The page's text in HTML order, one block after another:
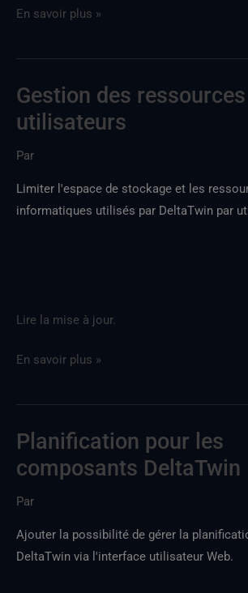
En savoir plus »
Gestion des
utilisateurs
Par
Limiter l'espace de stockage et les
informatiques utilisés par DeltaTwin par
Lire la mise à jour.
Gestion
des
utilisateur
En savoir plus »
Planification pour les
composants DeltaTwin
Par
Ajouter la possibilité de gérer la
DeltaTwin via l'interface utilisateur Web.
Planification
des
DeltaTwin